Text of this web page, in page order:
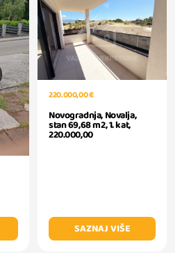
220.000,00 €
Novogradnja, Novalja,
stan 69,68 m2, 1. kat,
220.000,00
SAZNAJ VIŠE